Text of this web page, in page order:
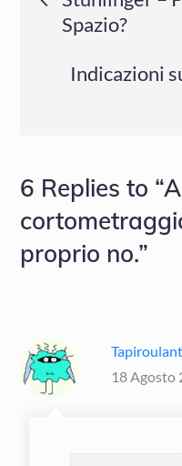
articoli
Spazio?
Indicazioni
6 Replies to
proprio no.”
Tapiroulant
18 Agosto